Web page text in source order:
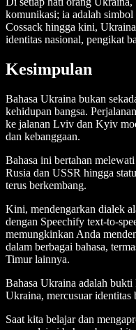
komunikasi; ia adalah simbol
Cossack hingga kini,
identitas nasional, pengikat
Kesimpulan
Bahasa Ukraina bukan
kehidupan bangsa.
ke jalanan Lviv dan Kyiv
dan kebanggaan.
Bahasa ini bertahan
Rusia dan USSR hingga
terus berkembang.
Kini, mendengarkan dialek
dengan Speechify text-to-
memungkinkan Anda
dalam berbagai bahasa,
Timur lainnya.
Bahasa Ukraina adalah bukti
Ukraina, mercusuar identitas
Saat kita belajar dan